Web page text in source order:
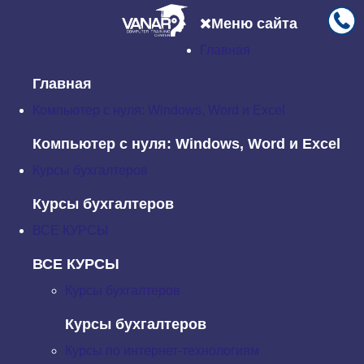
Меню сайта
Главная
Компьютер с нуля: Windows, Word и Excel
Курсы бухгалтеров
ВСЕ КУРСЫ
Курсы бухгалтеров
SEO на сегодняшний день
Среда, 04 Июль 2018 17:03
Оптимизация в поисковых системах — это
конкурентный, постоянно меняющийся ландшафт,
адаптировались к очередным изменениям.
словам самого Google в твитах: «Каждый день Google
обычно выпускает одно или несколько изменений ...»
Следить за всеми этими изменениями очень сложно.